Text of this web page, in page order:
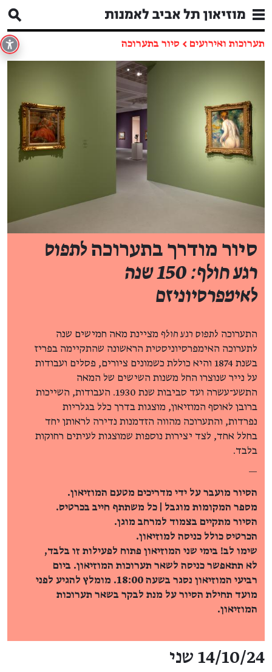
תערוכות ואירועים ← סיור בתערוכה
סיור מודרך בתערוכהלתפוס
רגע חולף: 150 שנה
לאימפרסיוניזם
התערוכה לתפוס רגע חולף מציינת מאה חמישים שנה
לתערוכה האימפרסיוניסטית הראשונה שהתקיימה בפריז
בשנת 1874 והיא כוללת כשמונים ציורים, פסלים ועבודות
על נייר שנוצרו החל משנות השישים של המאה
התשע־עשרה ועד סביבות שנת 1930. העבודות, השייכות
ברובן לאוסף המוזיאון, מוצגות בדרך כלל בגלריות
נפרדות, והתערוכה מהווה הזדמנות נדירה לראותן יחד
בחלל אחד, לצד יצירות נוספות שמוצגות לעיתים רחוקות
בלבד.
—
הסיור מועבר על ידי מדריכים מטעם המוזיאון.
מספר המקומות מוגבל | כל משתתף חייב בכרטיס.
הסיור מתקיים בצמוד למרחב מוגן.
הכרטיס כולל כניסה למוזיאון.
שימו לב! בימי שני המוזיאון פתוח לפעילות זו בלבד,
לא תתאפשר כניסה לשאר תערוכות המוזיאון. ביום
רביעי המוזיאון נסגר בשעה 18:00. מומלץ להגיע לפני
מועד תחילת הסיור על מנת לבקר בשאר תערוכות
המוזיאון.
פרטי האירוע
14/10/24 שני